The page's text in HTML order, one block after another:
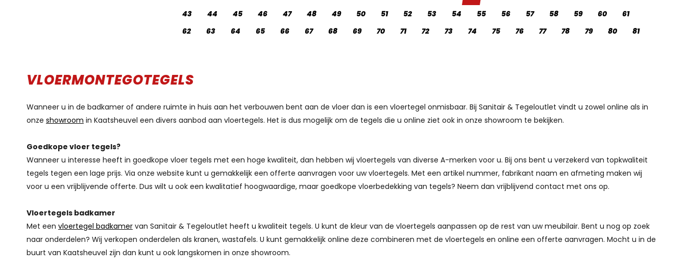
43
44 45 46 47 48 49 50 51 52 53 54 55 56 57 58 59 60
61
62
63 64 65 66 67 68 69 70 71 72 73 74 75 76 77 78 79 80 81
VLOERMONTEGOTEGELS
Wanneer u in de badkamer of andere ruimte in huis aan het verbouwen bent aan de vloer dan is een vloertegel onmisbaar. Bij Sanitair & Tegeloutlet vindt u zowel online als in
onze showroom in Kaatsheuvel een divers aanbod aan vloertegels. Het is dus mogelijk om de tegels die u online ziet ook in onze showroom te bekijken.
Goedkope vloer tegels?
Wanneer u interesse heeft in goedkope vloer tegels met een hoge kwaliteit, dan hebben wij vloertegels van diverse A-merken voor u. Bij ons bent u verzekerd van topkwaliteit
tegels tegen een lage prijs. Via onze website kunt u gemakkelijk een offerte aanvragen voor uw vloertegels. Met een artikel nummer, fabrikant naam en afmeting maken wij
voor u een vrijblijvende offerte. Dus wilt u ook een kwalitatief hoogwaardige, maar goedkope vloerbedekking van tegels? Neem dan vrijblijvend contact met ons op.
Vloertegels badkamer
Met een vloertegel badkamer van Sanitair & Tegeloutlet heeft u kwaliteit tegels. U kunt de kleur van de vloertegels aanpassen op de rest van uw meubilair. Bent u nog op zoek
naar onderdelen? Wij verkopen onderdelen als kranen, wastafels. U kunt gemakkelijk online deze combineren met de vloertegels en online een offerte aanvragen. Mocht u in de
buurt van Kaatsheuvel zijn dan kunt u ook langskomen in onze showroom.